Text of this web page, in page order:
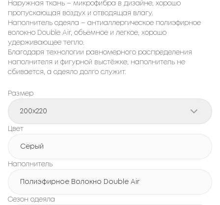
Наружная ткань – микрофибра в дизайне, хорошо
пропускающая воздух и отводящая влагу.
Наполнитель одеяла – антиаллергическое полиэфирное
волокно Double Air, объемное и легкое, хорошо
удерживающее тепло.
Благодаря технологии равномерного распределения
наполнителя и фигурной выстёжке, наполнитель не
сбивается, а одеяло долго служит.
Размер
200x220
Цвет
Серый
Наполнитель
Полиэфирное Волокно Double Air
Сезон одеяла